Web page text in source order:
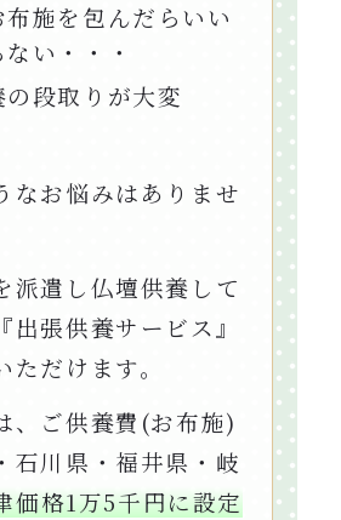
施を包んだらいい
い・・・
段取りが大変
なお悩みはありませ
派遣し仏壇供養して
出張供養サービス』
ただけます。
、ご供養費(お布施)
石川県・福井県・岐
価格1万5千円に設定